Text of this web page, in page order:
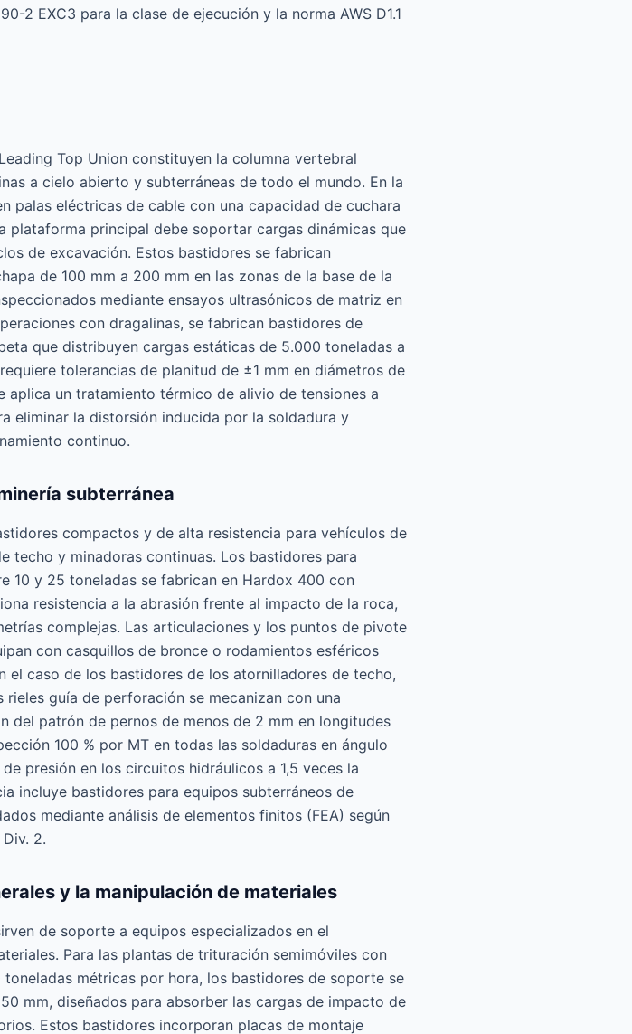
2 EXC3 para la clase de ejecución y la norma AWS D1.1
Top Union constituyen la columna vertebral
a cielo abierto y subterráneas de todo el mundo. En la
palas eléctricas de cable con una capacidad de cuchara
plataforma principal debe soportar cargas dinámicas que
de excavación. Estos bastidores se fabrican
de 100 mm a 200 mm en las zonas de la base de la
mediante ensayos ultrasónicos de matriz en
con dragalinas, se fabrican bastidores de
que distribuyen cargas estáticas de 5.000 toneladas a
tolerancias de planitud de ±1 mm en diámetros de
un tratamiento térmico de alivio de tensiones a
eliminar la distorsión inducida por la soldadura y
continuo.
subterránea
compactos y de alta resistencia para vehículos de
techo y minadoras continuas. Los bastidores para
10 y 25 toneladas se fabrican en Hardox 400 con
resistencia a la abrasión frente al impacto de la roca,
complejas. Las articulaciones y los puntos de pivote
con casquillos de bronce o rodamientos esféricos
caso de los bastidores de los atornilladores de techo,
guía de perforación se mecanizan con una
del patrón de pernos de menos de 2 mm en longitudes
100 % por MT en todas las soldaduras en ángulo
presión en los circuitos hidráulicos a 1,5 veces la
incluye bastidores para equipos subterráneos de
mediante análisis de elementos finitos (FEA) según
2.
y la manipulación de materiales
de soporte a equipos especializados en el
Para las plantas de trituración semimóviles con
métricas por hora, los bastidores de soporte se
mm, diseñados para absorber las cargas de impacto de
Estos bastidores incorporan placas de montaje